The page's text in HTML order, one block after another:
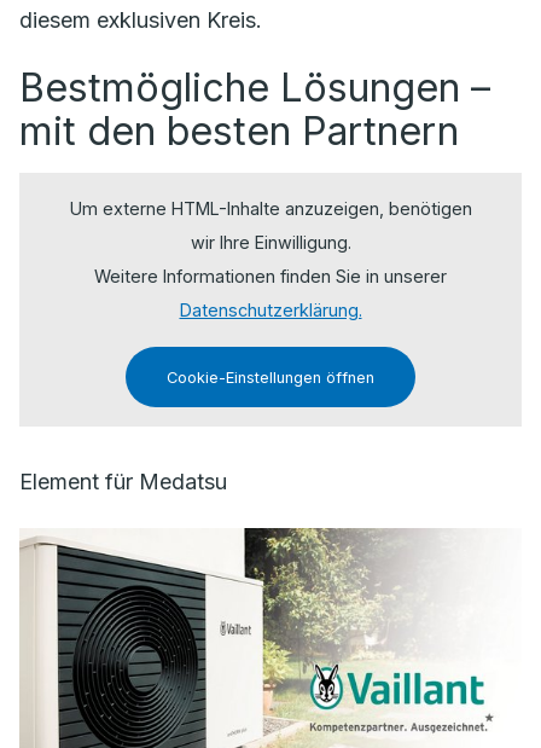
diesem exklusiven Kreis.
Bestmögliche Lösungen –
mit den besten Partnern
Um externe HTML-Inhalte anzuzeigen, benötigen
wir Ihre Einwilligung.
Weitere Informationen finden Sie in unserer
Datenschutzerklärung.
Cookie-Einstellungen öffnen
Element für Medatsu